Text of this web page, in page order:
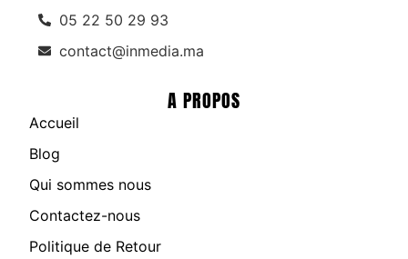
05 22 50 29 93
contact@inmedia.ma
A PROPOS
Accueil
Blog
Qui sommes nous
Contactez-nous
Politique de Retour